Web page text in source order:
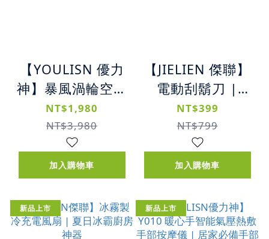
【YOULISN 優力
神】暴風渦輪空氣
砲
NT$1,980
NT$3,980
加入購物車
【JIELIEN 傑聯】
電動刮鬍刀 |
MINI輕巧電動刮
鬍刀
NT$399
NT$799
加入購物車
新品上市 新品上市